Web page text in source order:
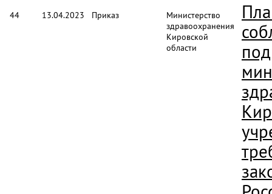
44 13.04.2023 Приказ
Министерство
здравоохранения
Кировской
области